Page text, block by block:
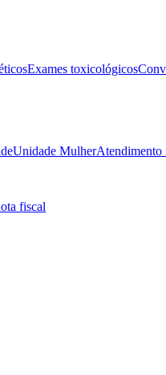
Exames toxicológicos
Unidade MulherAtendimento
fiscal